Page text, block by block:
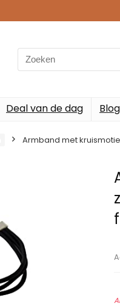
Search
for:
Deal van de dag
Armband met